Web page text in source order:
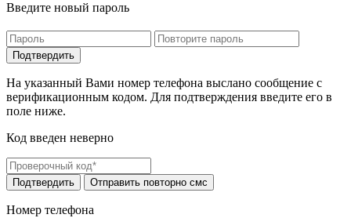
Введите новый пароль
На указанный Вами номер телефона выслано сообщение с
верификационным кодом. Для подтверждения введите его в
поле ниже.
Код введен неверно
Номер телефона